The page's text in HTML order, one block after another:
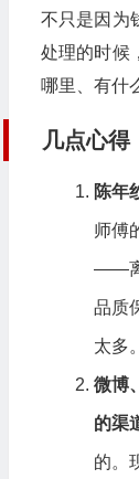
不只是因为
处理的时候
哪里、有什
几点心得
陈年
师傅
——离
品质
太多。
微博
的渠
的。